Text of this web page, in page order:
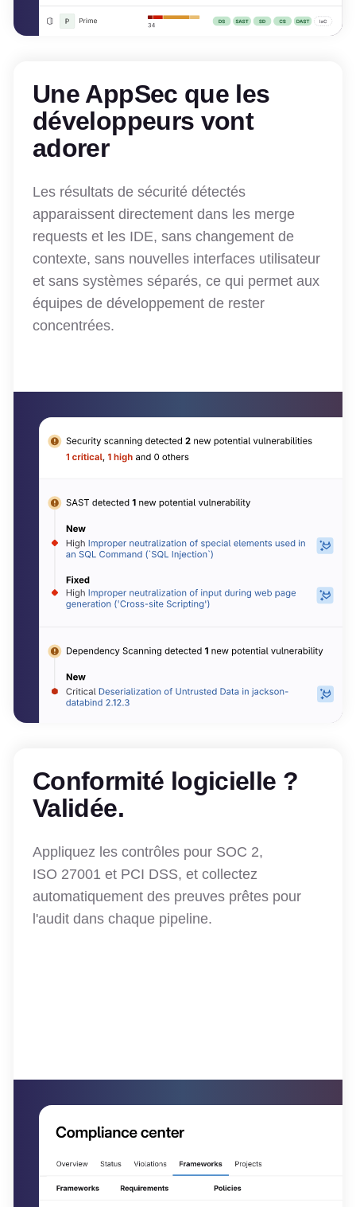
Une AppSec que les
développeurs vont
adorer
Les résultats de sécurité détectés
apparaissent directement dans les merge
requests et les IDE, sans changement de
contexte, sans nouvelles interfaces utilisateur
et sans systèmes séparés, ce qui permet aux
équipes de développement de rester
concentrées.
Conformité logicielle ?
Validée.
Appliquez les contrôles pour SOC 2,
ISO 27001 et PCI DSS, et collectez
automatiquement des preuves prêtes pour
l'audit dans chaque pipeline.